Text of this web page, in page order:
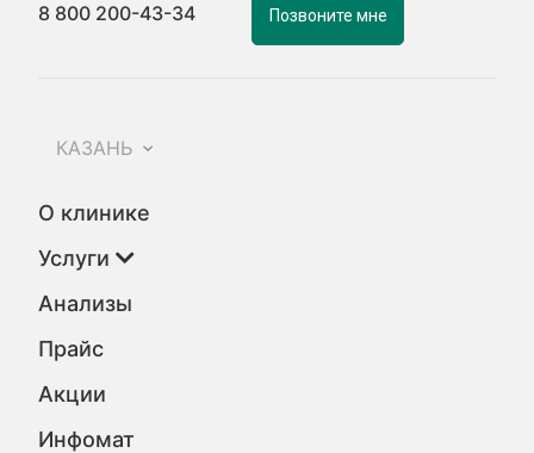
8 800 200-43-34 Позвоните мне
КАЗАНЬ
О клинике
Услуги
Анализы
Прайс
Акции
Инфомат